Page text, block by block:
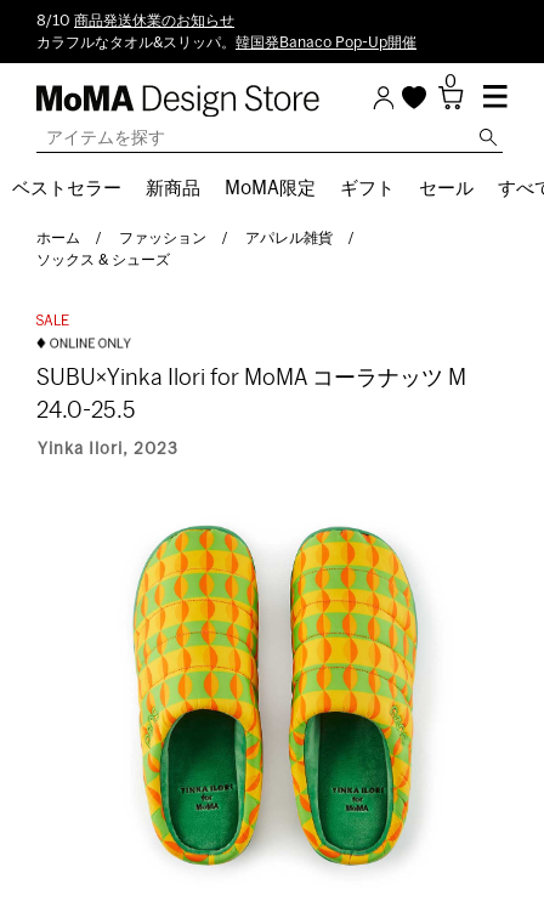
8/10 商品発送休業のお知らせ
カラフルなタオル&スリッパ。 韓国発Banaco Pop-Up開催
0
ベストセラー 新商品 MoMA限定 ギフト セール すべ
ホーム ファッション
アパレル雑貨
ソックス & シューズ
SUBU×Yinka Ilori for MoMA コーラナッツ M
24.0-25.5
Yinka Ilori, 2023